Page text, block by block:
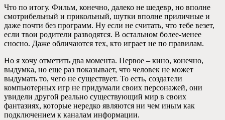
Что по итогу. Фильм, конечно, далеко не шедевр, но вполне
смотрибельный и прикольный, шутки вполне приличные и
даже почти без программ. Ну если не считать, что тебе везет,
если твои родители разводятся. В остальном более-менее
сносно. Даже обличаются тех, кто играет не по правилам.
Но я хочу отметить два момента. Первое – кино, конечно,
выдумка, но еще раз показывает, что человек не может
выдумать то, чего не существует. То есть, создатели
компьютерных игр не придумали своих персонажей, они
увидели другой реально существующий мир в своих
фантазиях, которые нередко являются ни чем иным как
подключением к каналам информации.